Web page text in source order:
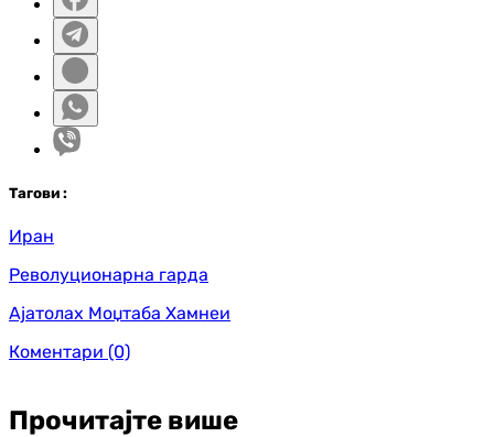
Тагови :
Иран
Револуционарна гарда
Ајатолах Моџтаба Хамнеи
Коментари (0)
Прочитајте више